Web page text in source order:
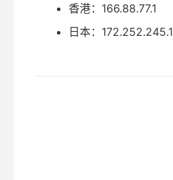
香港：166.88.77.1
日本：172.252.245.1